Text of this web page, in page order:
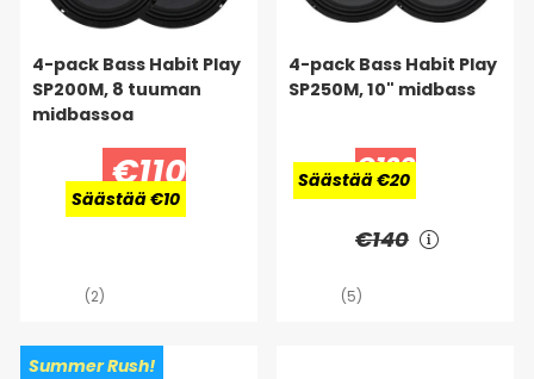
4-pack Bass Habit Play
SP200M, 8 tuuman
midbassoa
€110
Säästää €10
(2)
4-pack Bass Habit Play
SP250M, 10" midbass
€120
Säästää €20
€140
(5)
Summer Rush!